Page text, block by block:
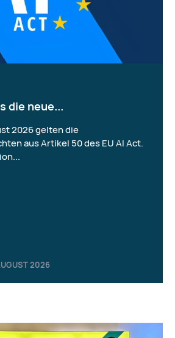
die neue...
2026
2026 gelten die
aus Artikel 50 des EU AI Act.